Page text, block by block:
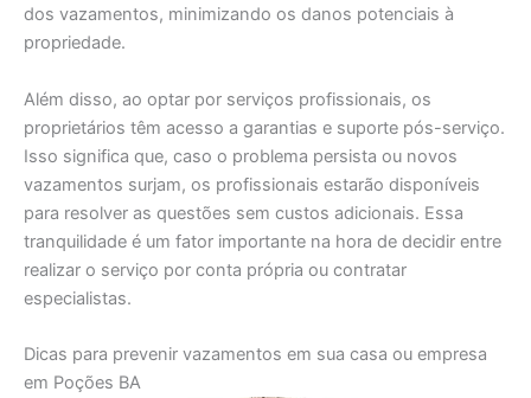
dos vazamentos, minimizando os danos potenciais à
propriedade.
Além disso, ao optar por serviços profissionais, os
proprietários têm acesso a garantias e suporte pós-serviço.
Isso significa que, caso o problema persista ou novos
vazamentos surjam, os profissionais estarão disponíveis
para resolver as questões sem custos adicionais. Essa
tranquilidade é um fator importante na hora de decidir entre
realizar o serviço por conta própria ou contratar
especialistas.
Dicas para prevenir vazamentos em sua casa ou empresa
em Poções BA